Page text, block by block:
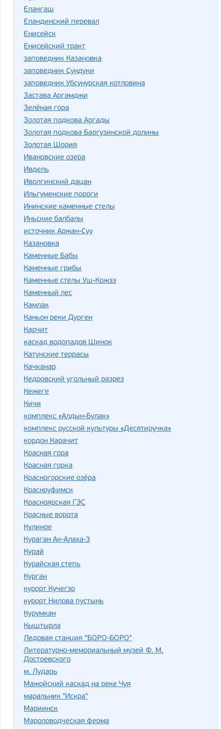
Елангаш
Еландинский перевал
Енисейск
Енисейский тракт
заповедник Казановка
заповедник Сундуки
заповедник Убсунурская котловина
Застава Аргамджи
Зелёная гора
Золотая подкова Аргады
Золотая подкова Баргузинской долины
Золотая Шория
Ивановские озера
Ивдель
Иволгинский дацан
Ильгуменские пороги
Ининские каменные стелы
Иньские балбалы
источник Аржан-Суу
Казановка
Каменные Бабы
Каменные грибы
Каменные стелы Уш-Кожээ
Каменный лес
Камлак
Каньон реки Дурген
Карчит
каскад водопадов Шинок
Катунские террасы
Качканар
Кедровский угольный разрез
Кежеге
Кичи
комплекс «Алдын-Булак»
комплекс русской культуры «Десятиручка»
кордон Карачит
Красная гора
Красная горка
Красногорские озёра
Красноуфимск
Красноярская ГЭС
Красные ворота
Кулиное
Кураган Ак-Алаха-3
Курай
Курайская степь
Курган
курорт Кучегэр
курорт Нилова пустынь
Курумкан
Кыштырла
Ледовая станция “БОРО-БОРО"
Литературно-мемориальный музей Ф. М.
Достоевского
м. Лударь
Мажойский каскад на реке Чуя
маральник "Искра"
Мариинск
Мароловодческая ферма